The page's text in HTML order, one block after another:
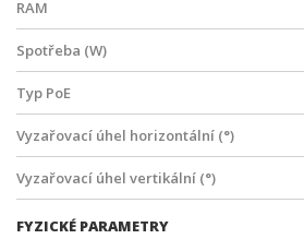
RAM
Spotřeba (W)
Typ PoE
Vyzařovací úhel horizontální (°)
Vyzařovací úhel vertikální (°)
FYZICKÉ PARAMETRY